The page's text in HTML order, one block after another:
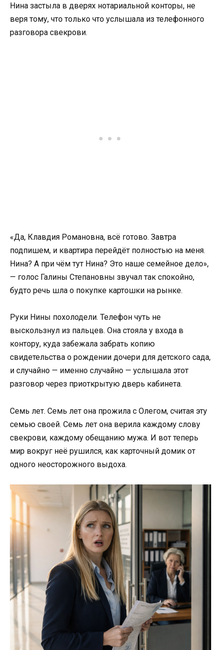
Нина застыла в дверях нотариальной конторы, не
веря тому, что только что услышала из телефонного
разговора свекрови.
«Да, Клавдия Романовна, всё готово. Завтра
подпишем, и квартира перейдёт полностью на меня.
Нина? А при чём тут Нина? Это наше семейное дело»,
— голос Галины Степановны звучал так спокойно,
будто речь шла о покупке картошки на рынке.
Руки Нины похолодели. Телефон чуть не
выскользнул из пальцев. Она стояла у входа в
контору, куда забежала забрать копию
свидетельства о рождении дочери для детского сада,
и случайно — именно случайно — услышала этот
разговор через приоткрытую дверь кабинета.
Семь лет. Семь лет она прожила с Олегом, считая эту
семью своей. Семь лет она верила каждому слову
свекрови, каждому обещанию мужа. И вот теперь
мир вокруг неё рушился, как карточный домик от
одного неосторожного выдоха.